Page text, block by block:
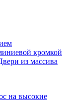
кромкой
из массива